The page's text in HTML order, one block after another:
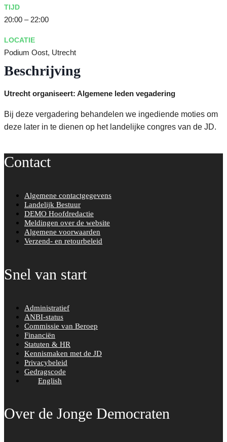
TIJD
20:00 – 22:00
LOCATIE
Podium Oost, Utrecht
Beschrijving
Utrecht organiseert: Algemene leden vegadering
Bij deze vergadering behandelen we ingediende moties om
deze later in te dienen op het landelijke congres van de JD.
Contact
Algemene contactgegevens
Landelijk Bestuur
DEMO Hoofdredactie
Meldingen over de website
Algemene voorwaarden
Verzend- en retourbeleid
Snel van start
Administratief
ANBI-status
Commissie van Beroep
Financiën
Statuten & HR
Kennismaken met de JD
Privacybeleid
Gedragscode
English
Over de Jonge Democraten